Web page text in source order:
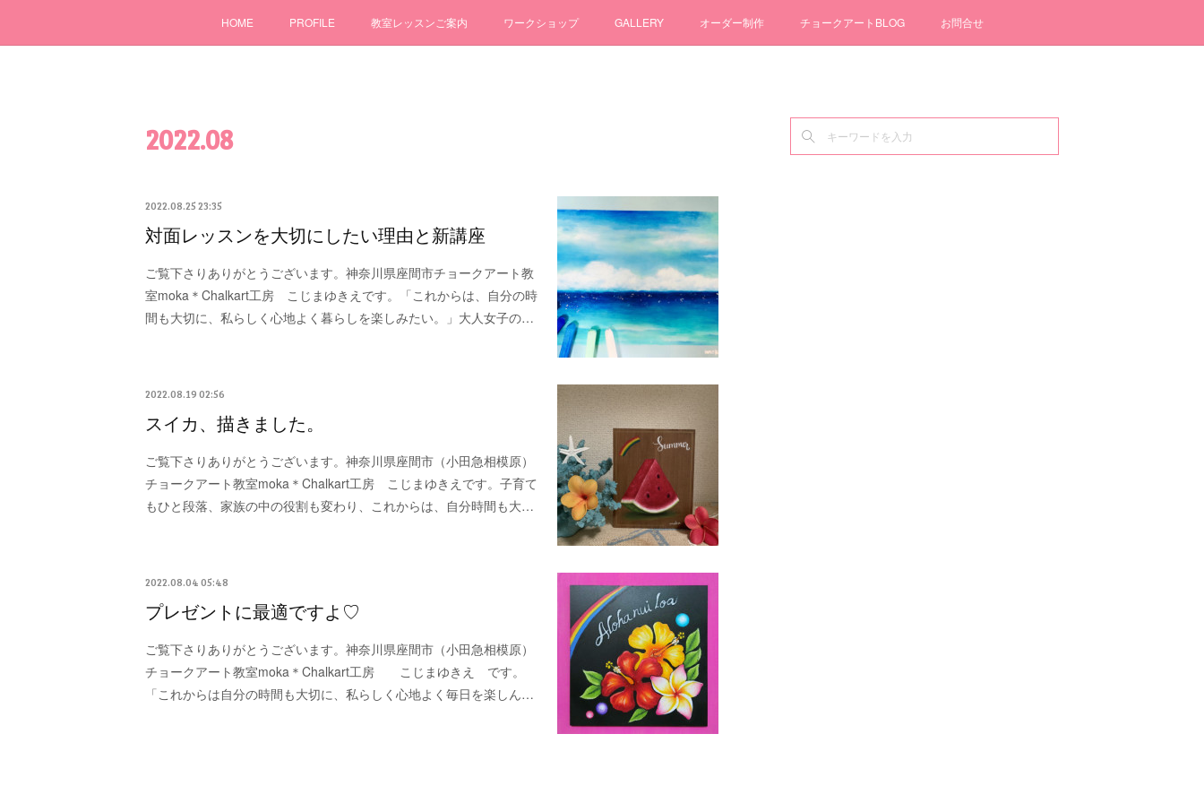
HOME PROFILE 教室レッスンご案内 ワークショップ GALLERY オーダー制作 チョークアートBLOG お問合せ
2022.08
2022.08.25 23:35
対面レッスンを大切にしたい理由と新講座
ご覧下さりありがとうございます。神奈川県座間市チョークアート教
室moka＊Chalkart工房 こじまゆきえです。「これからは、自分の時
間も大切に、私らしく心地よく暮らしを楽しみたい。」大人女子の…
2022.08.19 02:56
スイカ、描きました。
ご覧下さりありがとうございます。神奈川県座間市（小田急相模原）
チョークアート教室moka＊Chalkart工房 こじまゆきえです。子育て
もひと段落、家族の中の役割も変わり、これからは、自分時間も大…
2022.08.04 05:48
プレゼントに最適ですよ♡
ご覧下さりありがとうございます。神奈川県座間市（小田急相模原）
チョークアート教室moka＊Chalkart工房 こじまゆきえ です。
「これからは自分の時間も大切に、私らしく心地よく毎日を楽しん…